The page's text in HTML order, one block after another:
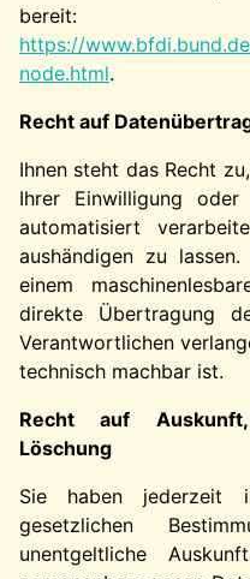
bereit:
https://
node.html.
Recht auf
Ihnen steht das Recht
Ihrer Einwilligung
automatisiert
aushändigen zu
einem
direkte Übertragung
Verantwortlichen
technisch machbar ist.
Recht auf
Löschung
Sie haben jederzeit
gesetzlichen
unentgeltliche